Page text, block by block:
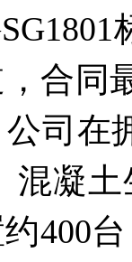
合同
司在
混凝
400